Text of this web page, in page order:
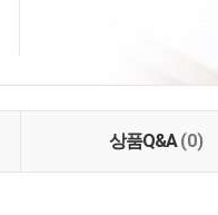
상품Q&A(0)